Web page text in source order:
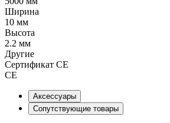
Ширина
10 мм
Высота
2.2 мм
Другие
Сертификат CE
CE
Аксессуары
Сопутствующие товары